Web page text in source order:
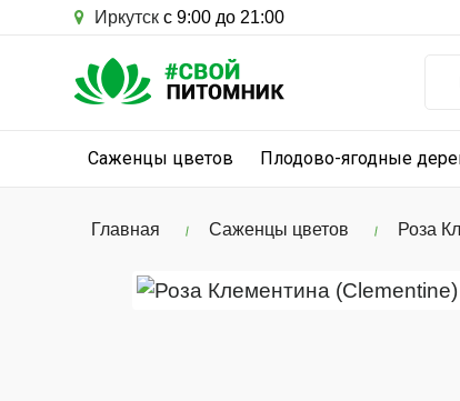
Иркутск с 9:00 до 21:00
Саженцы цветов Плодово-ягодные
Главная Саженцы цветов Роза